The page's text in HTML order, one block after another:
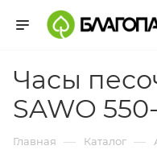
Часы
SAWO
Главная — Каталог —